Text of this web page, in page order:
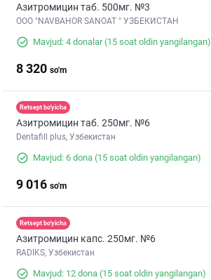
Азитромицин таб. 500мг. №3
ООО "NAVBAHOR SANOAT " УЗБЕКИСТАН
Mavjud: 4 donalar(15 soat oldin yangilangan)
8 320 so'm
Retsept bo'yicha
Азитромицин таб. 250мг. №6
Dentafill plus, Узбекистан
Mavjud: 6 dona (15 soat oldin yangilangan)
9 016 so'm
Retsept bo'yicha
Азитромицин капс. 250мг. №6
RADIKS, Узбекистан
Mavjud: 12 dona (15 soat oldin yangilangan)